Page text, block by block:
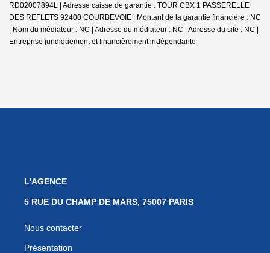
RD02007894L | Adresse caisse de garantie : TOUR CBX 1 PASSERELLE
DES REFLETS 92400 COURBEVOIE | Montant de la garantie financière : NC
| Nom du médiateur : NC | Adresse du médiateur : NC | Adresse du site : NC |
Entreprise juridiquement et financièrement indépendante
L'AGENCE
5 RUE DU CHAMP DE MARS, 75007 PARIS
Nous contacter
Présentation